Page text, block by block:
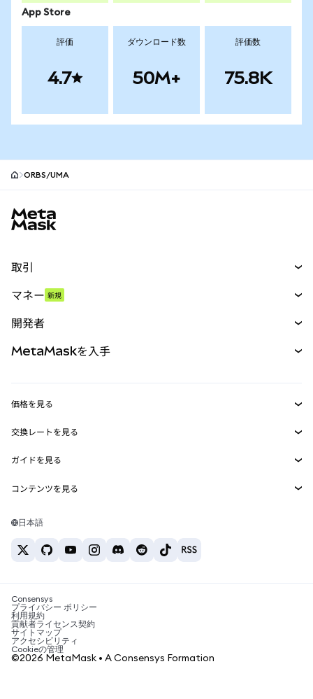
App Store
評価
4.7
ダウンロード数
50M+
評価数
75.8K
ORBS/UMA
取引
パーペチュアル
RWA
マネー 新規
開発者
MetaMask Connect
Snaps
Web3サービス
MetaMaskを入手
セキュリティ
サポート
キャリア
お問い合わせ
価格を見る
イーサリアムの価格
Solanaの価格
Tetherの価格
交換レートを見る
ETH→USD
USDT→INR
BTC→INR
ETH→USDT
ガイドを見る
ETHの購入
USDTの購入
SHIBの購入
BNBの購入
コンテンツを見る
Solanaウォレット
税制関連ニュース
暗号資産の購入方法は？
ビットコインを売るには？
日本語
Consensys
プライバシー ポリシー
利用規約
貢献者ライセンス契約
サイトマップ
アクセシビリティ
Cookieの管理
©2026 MetaMask • A Consensys Formation